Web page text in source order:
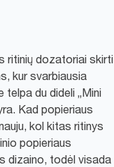
ritinių dozatoriai skirti
kur svarbiausia
du dideli „Mini
Kad popieriaus
kol kitas ritinys
popieriaus
dizaino, todėl visada